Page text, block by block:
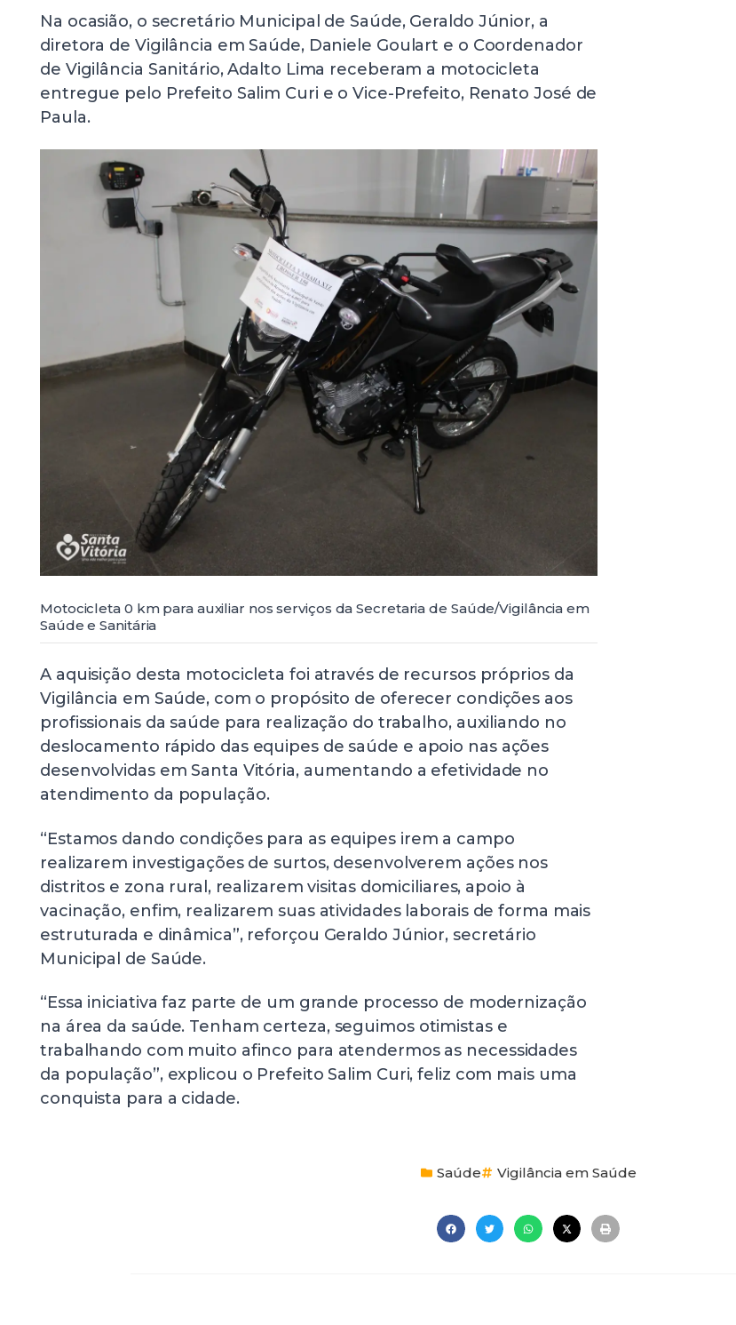
Na ocasião, o secretário Municipal de Saúde, Geraldo Júnior, a
diretora de Vigilância em Saúde, Daniele Goulart e o Coordenador
de Vigilância Sanitário, Adalto Lima receberam a motocicleta
entregue pelo Prefeito Salim Curi e o Vice-Prefeito, Renato José de
Paula.
Motocicleta 0 km para auxiliar nos serviços da Secretaria de Saúde/Vigilância em
Saúde e Sanitária
A aquisição desta motocicleta foi através de recursos próprios da
Vigilância em Saúde, com o propósito de oferecer condições aos
profissionais da saúde para realização do trabalho, auxiliando no
deslocamento rápido das equipes de saúde e apoio nas ações
desenvolvidas em Santa Vitória, aumentando a efetividade no
atendimento da população.
“Estamos dando condições para as equipes irem a campo
realizarem investigações de surtos, desenvolverem ações nos
distritos e zona rural, realizarem visitas domiciliares, apoio à
vacinação, enfim, realizarem suas atividades laborais de forma mais
estruturada e dinâmica”, reforçou Geraldo Júnior, secretário
Municipal de Saúde.
“Essa iniciativa faz parte de um grande processo de modernização
na área da saúde. Tenham certeza, seguimos otimistas e
trabalhando com muito afinco para atendermos as necessidades
da população”, explicou o Prefeito Salim Curi, feliz com mais uma
conquista para a cidade.
Saúde Vigilância em Saúde